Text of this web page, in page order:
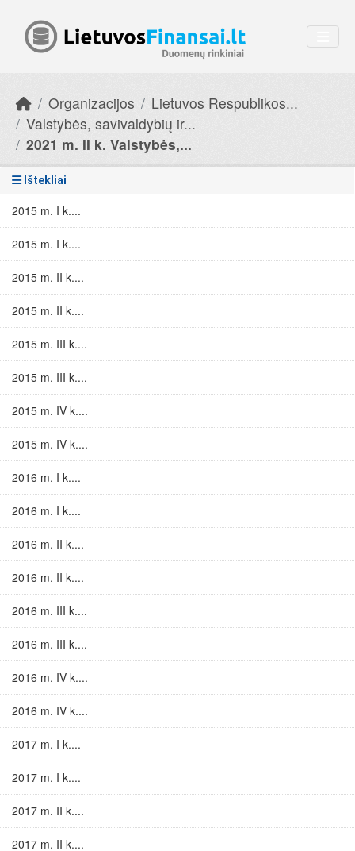
Organizacijos
Lietuvos Respublikos...
Valstybės, savivaldybių ir...
2021 m. II k. Valstybės,...
Ištekliai
2015 m. I k....
2015 m. I k....
2015 m. II k....
2015 m. II k....
2015 m. III k....
2015 m. III k....
2015 m. IV k....
2015 m. IV k....
2016 m. I k....
2016 m. I k....
2016 m. II k....
2016 m. II k....
2016 m. III k....
2016 m. III k....
2016 m. IV k....
2016 m. IV k....
2017 m. I k....
2017 m. I k....
2017 m. II k....
2017 m. II k....